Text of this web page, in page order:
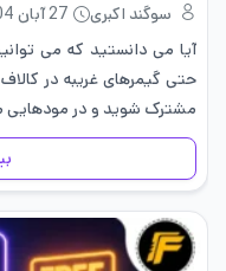
سوگند اکبری
27 آبان 1404
آیا می دانستید که می
حتی گیمرهای غریبه در
مشترک شوید و در مودهایی
تیم…